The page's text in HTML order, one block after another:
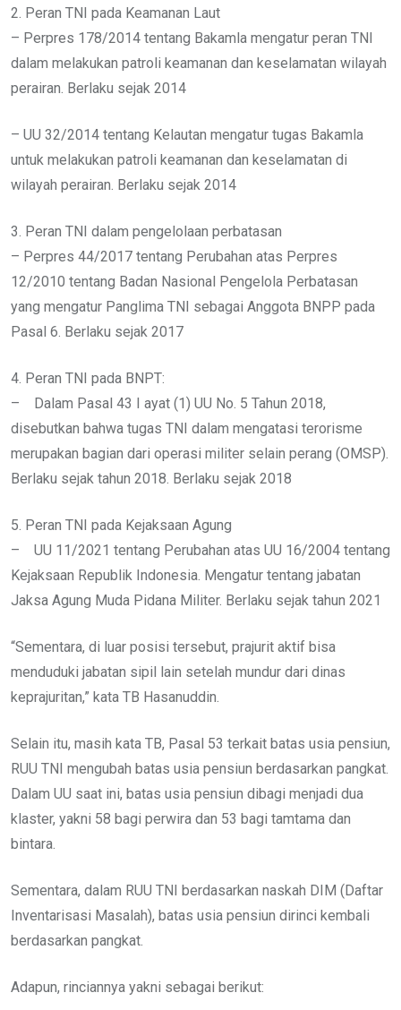
2. Peran TNI pada Keamanan Laut
– Perpres 178/2014 tentang Bakamla mengatur peran TNI
dalam melakukan patroli keamanan dan keselamatan wilayah
perairan. Berlaku sejak 2014
– UU 32/2014 tentang Kelautan mengatur tugas Bakamla
untuk melakukan patroli keamanan dan keselamatan di
wilayah perairan. Berlaku sejak 2014
3. Peran TNI dalam pengelolaan perbatasan
– Perpres 44/2017 tentang Perubahan atas Perpres
12/2010 tentang Badan Nasional Pengelola Perbatasan
yang mengatur Panglima TNI sebagai Anggota BNPP pada
Pasal 6. Berlaku sejak 2017
4. Peran TNI pada BNPT:
– Dalam Pasal 43 I ayat (1) UU No. 5 Tahun 2018,
disebutkan bahwa tugas TNI dalam mengatasi terorisme
merupakan bagian dari operasi militer selain perang (OMSP).
Berlaku sejak tahun 2018. Berlaku sejak 2018
5. Peran TNI pada Kejaksaan Agung
– UU 11/2021 tentang Perubahan atas UU 16/2004 tentang
Kejaksaan Republik Indonesia. Mengatur tentang jabatan
Jaksa Agung Muda Pidana Militer. Berlaku sejak tahun 2021
“Sementara, di luar posisi tersebut, prajurit aktif bisa
menduduki jabatan sipil lain setelah mundur dari dinas
keprajuritan,” kata TB Hasanuddin.
Selain itu, masih kata TB, Pasal 53 terkait batas usia pensiun,
RUU TNI mengubah batas usia pensiun berdasarkan pangkat.
Dalam UU saat ini, batas usia pensiun dibagi menjadi dua
klaster, yakni 58 bagi perwira dan 53 bagi tamtama dan
bintara.
Sementara, dalam RUU TNI berdasarkan naskah DIM (Daftar
Inventarisasi Masalah), batas usia pensiun dirinci kembali
berdasarkan pangkat.
Adapun, rinciannya yakni sebagai berikut: